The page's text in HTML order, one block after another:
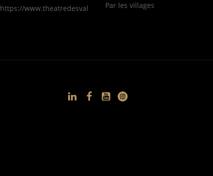
https://www.theatredesvallees.frPar les villages